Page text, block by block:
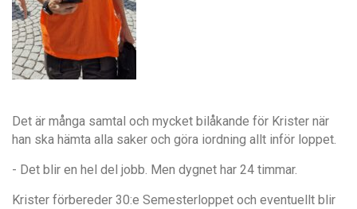
Det är många samtal och mycket bilåkande för Krister när
han ska hämta alla saker och göra iordning allt inför loppet.
- Det blir en hel del jobb. Men dygnet har 24 timmar.
Krister förbereder 30:e Semesterloppet och eventuellt blir